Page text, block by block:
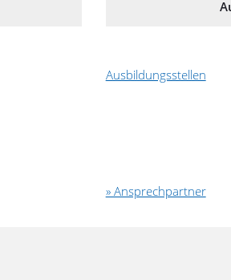
Ausbildungsstellen
» Ansprechpartner